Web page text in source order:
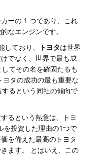
ーの 1 つであり、これ
なエンジンです。
ており、
トヨタは世界
でなく、世界で最も成
てその名を確固たるも
タの成功の最も重要な
るという同社の傾向で
るという熱意は、トヨ
を投資した理由の1つで
を備えた最高のトヨタ
ます。 とはいえ、この